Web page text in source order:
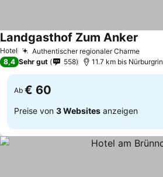
Hotel Authentischer regionaler Charme
Landgasthof Zum Anker
8,4 Sehr gut 558 11.7 km bis
Ab € 60
Preise von 3 Websites anzeigen